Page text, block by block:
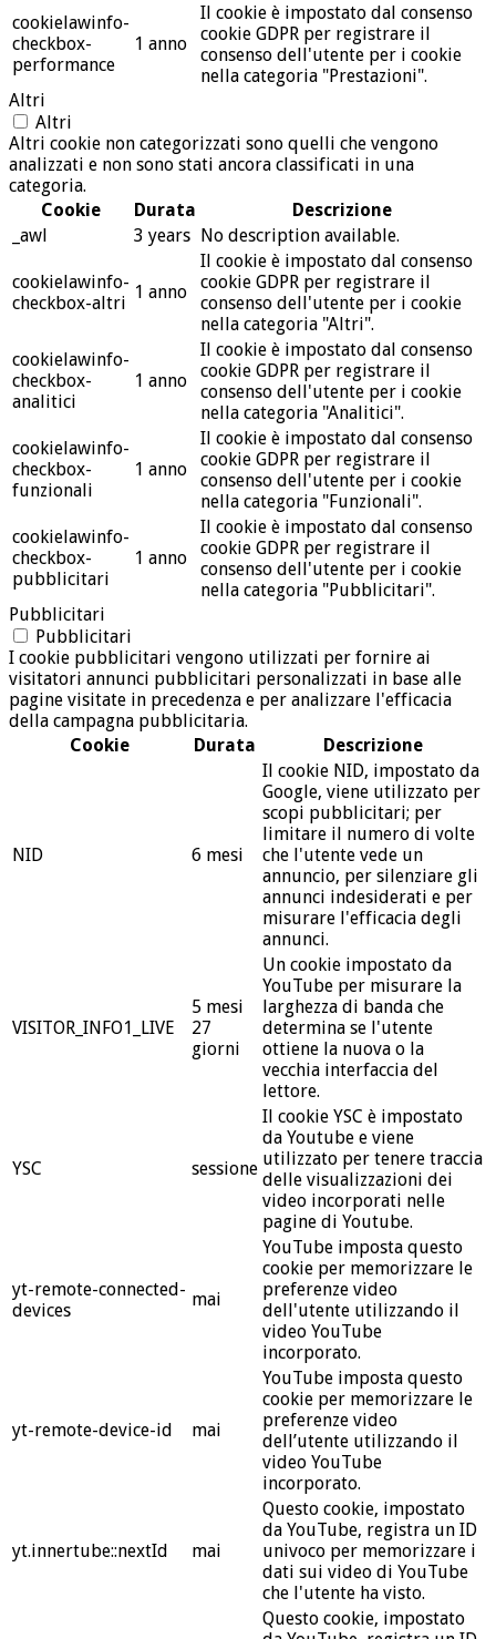
cookielawinfo-
checkbox-
performance
1 anno
Il cookie è impostato dal consenso
cookie GDPR per registrare il
consenso dell'utente per i cookie
nella categoria "Prestazioni".
Altri
Altri
Altri cookie non categorizzati sono quelli che vengono
analizzati e non sono stati ancora classificati in una
categoria.
Cookie
Durata
Descrizione
_awl
3 years No description available.
cookielawinfo-
checkbox-altri
1 anno
Il cookie è impostato dal consenso
cookie GDPR per registrare il
consenso dell'utente per i cookie
nella categoria "Altri".
cookielawinfo-
checkbox-
analitici
1 anno
Il cookie è impostato dal consenso
cookie GDPR per registrare il
consenso dell'utente per i cookie
nella categoria "Analitici".
cookielawinfo-
checkbox-
funzionali
1 anno
Il cookie è impostato dal consenso
cookie GDPR per registrare il
consenso dell'utente per i cookie
nella categoria "Funzionali".
cookielawinfo-
checkbox-
pubblicitari
1 anno
Il cookie è impostato dal consenso
cookie GDPR per registrare il
consenso dell'utente per i cookie
nella categoria "Pubblicitari".
Pubblicitari
Pubblicitari
I cookie pubblicitari vengono utilizzati per fornire ai
visitatori annunci pubblicitari personalizzati in base alle
pagine visitate in precedenza e per analizzare l'efficacia
della campagna pubblicitaria.
Cookie
Durata Descrizione
NID 6 mesi
Il cookie NID, impostato da
Google, viene utilizzato per
scopi pubblicitari; per
limitare il numero di volte
che l'utente vede un
annuncio, per silenziare gli
annunci indesiderati e per
misurare l'efficacia degli
annunci.
VISITOR_INFO1_LIVE
5 mesi
27
giorni
Un cookie impostato da
YouTube per misurare la
larghezza di banda che
determina se l'utente
ottiene la nuova o la
vecchia interfaccia del
lettore.
YSC sessione
Il cookie YSC è impostato
da Youtube e viene
utilizzato per tenere traccia
delle visualizzazioni dei
video incorporati nelle
pagine di Youtube.
yt-remote-connected-
devices
mai
YouTube imposta questo
cookie per memorizzare le
preferenze video
dell'utente utilizzando il
video YouTube
incorporato.
yt-remote-device-id mai
YouTube imposta questo
cookie per memorizzare le
preferenze video
dell’utente utilizzando il
video YouTube
incorporato.
yt.innertube::nextId mai
Questo cookie, impostato
da YouTube, registra un ID
univoco per memorizzare i
dati sui video di YouTube
che l'utente ha visto.
Questo cookie, impostato